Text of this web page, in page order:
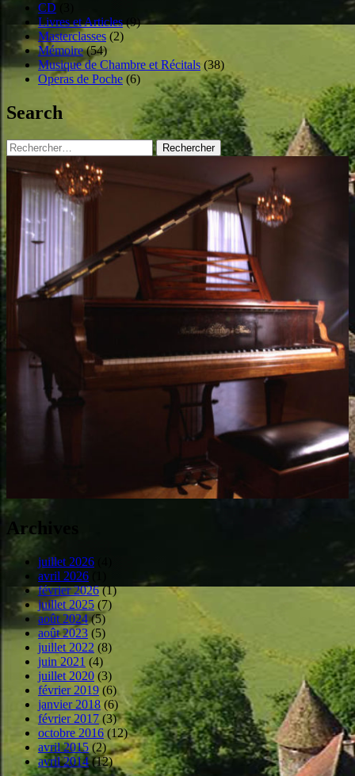
CD
Livres et Articles(9)
Masterclasses (2)
Mémoire(54)
Musique de Chambre et Récitals (38)
Operas de Poche (6)
Search
Rechercher :
Archives
juillet 2026
avril 2026
février 2026(1)
juillet 2025 (7)
août 2024(5)
août 2023 (5)
juillet 2022 (8)
juin 2021 (4)
juillet 2020 (3)
février 2019 (6)
janvier 2018 (6)
février 2017 (3)
octobre 2016 (12)
avril 2015 (2)
avril 2014(12)